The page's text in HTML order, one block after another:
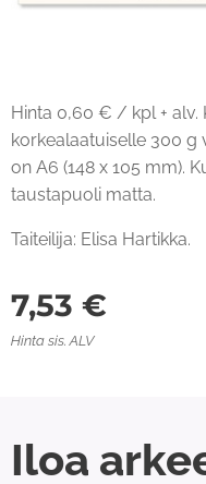
Hinta 0,60 € / kpl + alv.
korkealaatuiselle 300 g
on A6 (148 x 105 mm).
taustapuoli matta.
Taiteilija: Elisa Hartikka.
7,53 €
Hinta sis. ALV
Iloa